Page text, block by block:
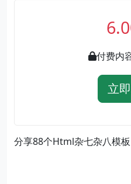
付费内
立
分享88个Html杂七杂八模